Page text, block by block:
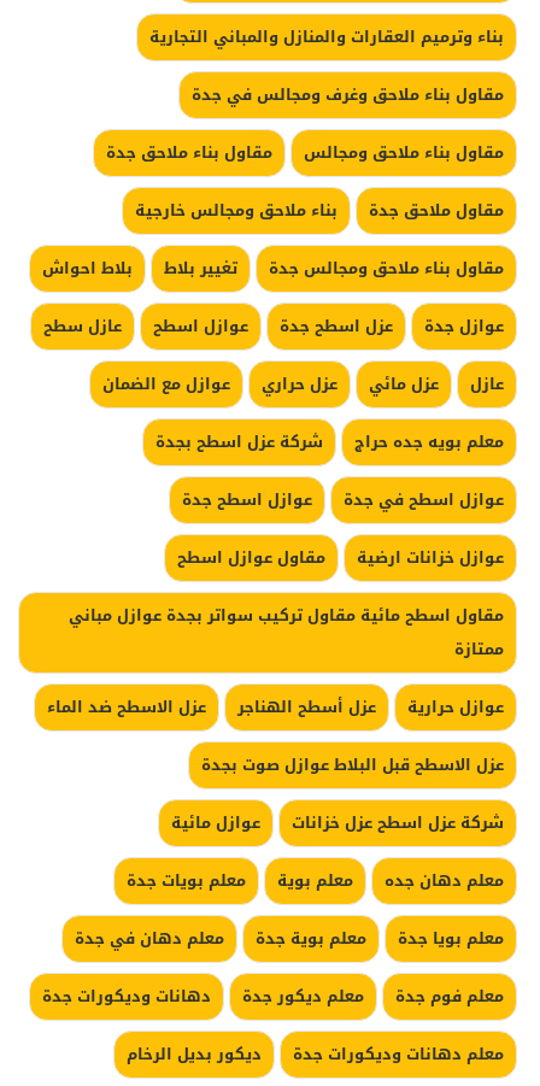
بناء وترميم العقارات والمنازل والمباني التجارية
مقاول بناء ملاحق وغرف ومجالس في جدة
مقاول بناء ملاحق ومجالس
مقاول بناء ملاحق جدة
مقاول ملاحق جدة
بناء ملاحق ومجالس خارجية
مقاول بناء ملاحق ومجالس جدة
تغيير بلاط
بلاط احواش
عوازل جدة
عزل اسطح جدة عوازل اسطح
عازل سطح
عازل
عزل مائي عزل حراري
عوازل مع الضمان
معلم بويه جده حراج
شركة عزل اسطح بجدة
عوازل اسطح في جدة
عوازل اسطح جدة
عوازل خزانات ارضية
مقاول عوازل اسطح
مقاول اسطح مائية مقاول تركيب سواتر بجدة عوازل مباني
ممتازة
عوازل حرارية
عزل أسطح الهناجر
عزل الاسطح ضد الماء
عزل الاسطح قبل البلاط عوازل صوت بجدة
شركة عزل اسطح عزل خزانات
عوازل مائية
معلم دهان جده
معلم بوية
معلم بويات جدة
معلم بويا جدة
معلم بوية جدة
معلم دهان في جدة
معلم فوم جدة
معلم ديكور جدة
دهانات وديكورات جدة
معلم دهانات وديكورات جدة
ديكور بديل الرخام